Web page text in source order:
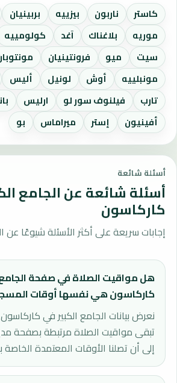
كاستر ناربون بيزييه بربينيان
موريه
بلاغناك آغد كولومييه
سيت
ميو فرونتينيان
مونبلييه
أوش لونيل أليس
تارب
فيلنوف سور لو ارليس
أفينيون
إستر ميراماس بو
أسئلة شائعة
أسئلة شائعة عن الجامع
كاركاسون
إجابات سريعة على أكثر الأسئلة شيوعًا عن
هل مواقيت الصلاة في صفحة الجامع
كاركاسون هي نفسها أوقات
نعرض بيانات الجامع الكبير في كاركاسون
تبقى مواقيت الصلاة مرتبطة بصفحة
إلى أن تصلنا الأوقات المعتمدة